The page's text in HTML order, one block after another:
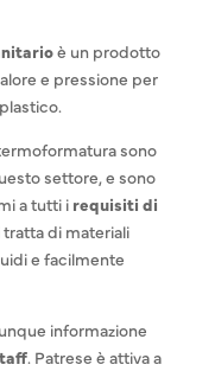
è un prodotto
e pressione per
sono
settore, e sono
a tutti i requisiti di
tratta di materiali
e facilmente
informazione
. Patrese è attiva a